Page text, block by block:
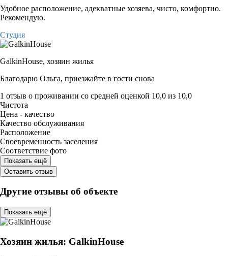
Удобное расположение, адекватные хозяева, чисто, комфортно.
Рекомендую.
Студия
GalkinHouse, хозяин жилья
Благодарю Ольга, приезжайте в гости снова
1 отзыв о проживании со средней оценкой 10,0 из 10,0
Чистота
Цена - качество
Качество обслуживания
Расположение
Своевременность заселения
Соответствие фото
Показать ещё
Оставить отзыв
Другие отзывы об объекте
Показать ещё
Хозяин жилья: GalkinHouse